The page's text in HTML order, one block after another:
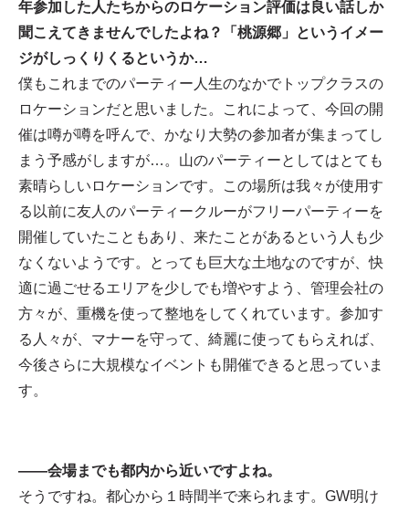
年参加した人たちからのロケーション評価は良い話しか
聞こえてきませんでしたよね？「桃源郷」というイメー
ジがしっくりくるというか…
僕もこれまでのパーティー人生のなかでトップクラスの
ロケーションだと思いました。これによって、今回の開
催は噂が噂を呼んで、かなり大勢の参加者が集まってし
まう予感がしますが…。山のパーティーとしてはとても
素晴らしいロケーションです。この場所は我々が使用す
る以前に友人のパーティークルーがフリーパーティーを
開催していたこともあり、来たことがあるという人も少
なくないようです。とっても巨大な土地なのですが、快
適に過ごせるエリアを少しでも増やすよう、管理会社の
方々が、重機を使って整地をしてくれています。参加す
る人々が、マナーを守って、綺麗に使ってもらえれば、
今後さらに大規模なイベントも開催できると思っていま
す。
——会場までも都内から近いですよね。
そうですね。都心から１時間半で来られます。GW明け